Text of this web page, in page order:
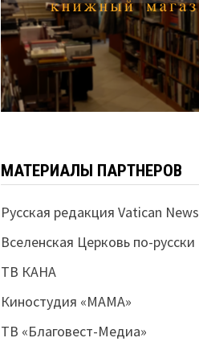
МАТЕРИАЛЫ ПАРТНЕРОВ
Русская редакция Vatican News
Вселенская Церковь по-русски
ТВ КАНА
Киностудия «МАМА»
ТВ «Благовест-Медиа»